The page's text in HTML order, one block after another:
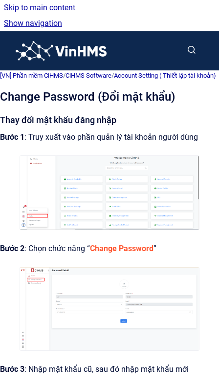
Skip to main content
Show navigation
[VN] Phần mềm CiHMS/CiHMS Software/Account Setting ( Thiết lập tài khoản)
Change Password (Đổi mật khẩu)
Thay đổi mật khẩu đăng nhập
Bước 1: Truy xuất vào phần quản lý tài khoản người dùng
Bước 2: Chọn chức năng “Change Password”
Bước 3: Nhập mật khẩu cũ, sau đó nhập mật khẩu mới